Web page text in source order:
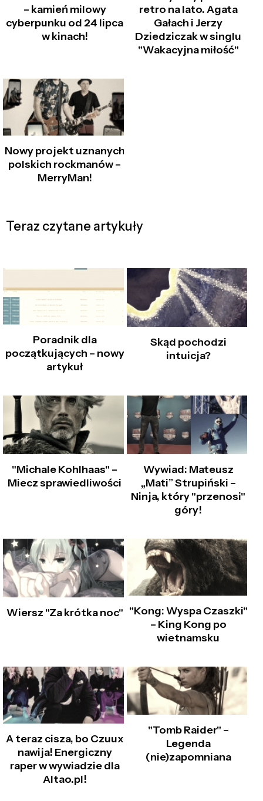
– kamień milowy
cyberpunku od 24 lipca
w kinach!
retro na lato. Agata
Gałach i Jerzy
Dziedziczak w singlu
"Wakacyjna miłość"
Nowy projekt uznanych
polskich rockmanów –
MerryMan!
Teraz czytane artykuły
Poradnik dla
początkujących – nowy
artykuł
Skąd pochodzi
intuicja?
"Michale Kohlhaas" –
Miecz sprawiedliwości
Wywiad: Mateusz
„Mati” Strupiński –
Ninja, który "przenosi"
góry!
Wiersz "Za krótka noc" "Kong: Wyspa Czaszki"
– King Kong po
wietnamsku
A teraz cisza, bo Czuux
nawija! Energiczny
raper w wywiadzie dla
Altao.pl!
"Tomb Raider" –
Legenda
(nie)zapomniana